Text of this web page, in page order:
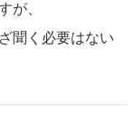
すれば良いので
チングできます
が、
聞く必要はない